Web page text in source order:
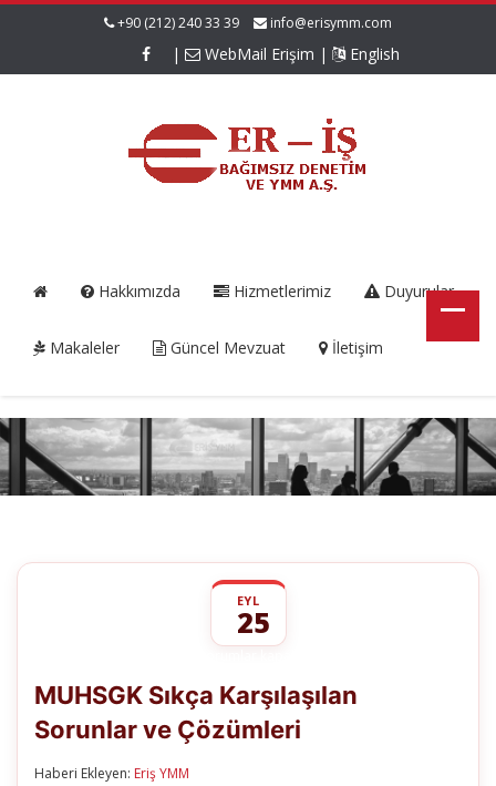
+90 (212) 240 33 39 info@erisymm.com
| WebMail Erişim | English
Hakkımızda Hizmetlerimiz Duyurular
Makaleler Güncel Mevzuat İletişim
EYL
25
Karşılaşılan
Sorunlar
ve
MUHSGK Sıkça Karşılaşılan
Sorunlar ve Çözümleri
Haberi Ekleyen: Eriş YMM